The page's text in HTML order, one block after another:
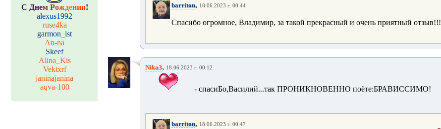
С Днем Рождения!
alexus1992
ruse4ka
garmon_ist
An-na
Skeef
Alina_Kis
Vektxrf
janinajanina
aqva-100
barriton, 18.06.2023 г. 00:44
Спасибо огромное, Владимир, за такой прекрасный и очень приятный отзыв!!!
Nika3, 18.06.2023 г. 00:12
- спасиБо,Василий...так ПРОНИКНОВЕННО поёте:БРАВИССИМО!
barriton, 18.06.2023 г. 00:47